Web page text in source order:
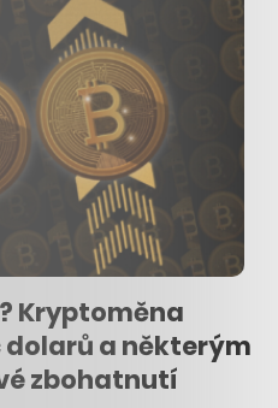
Kryptoměna
a některým
zbohatnutí